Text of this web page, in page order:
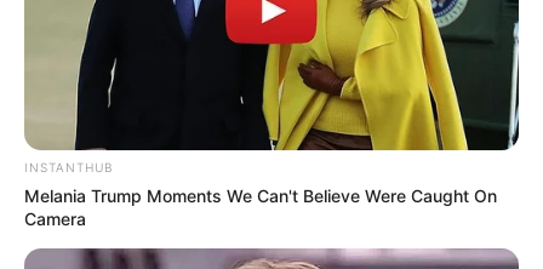
ПАРТНЕРСЬКІ МАТЕРІАЛИ ПОДІЇ
Попит на нерухомість в
Ужгороді зростає – аналітика
девелопера підтверджує
загальнонаціональний інтерес
INSTANTHUB
Melania Trump Moments We Can't Believe Were Caught On
Camera